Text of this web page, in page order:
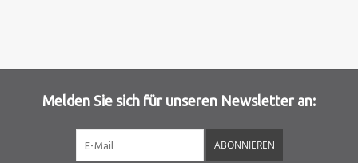
Melden Sie sich für unseren Newsletter an:
ABONNIEREN